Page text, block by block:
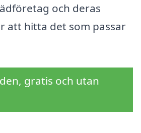
och deras
att hitta det som passar
gratis och utan